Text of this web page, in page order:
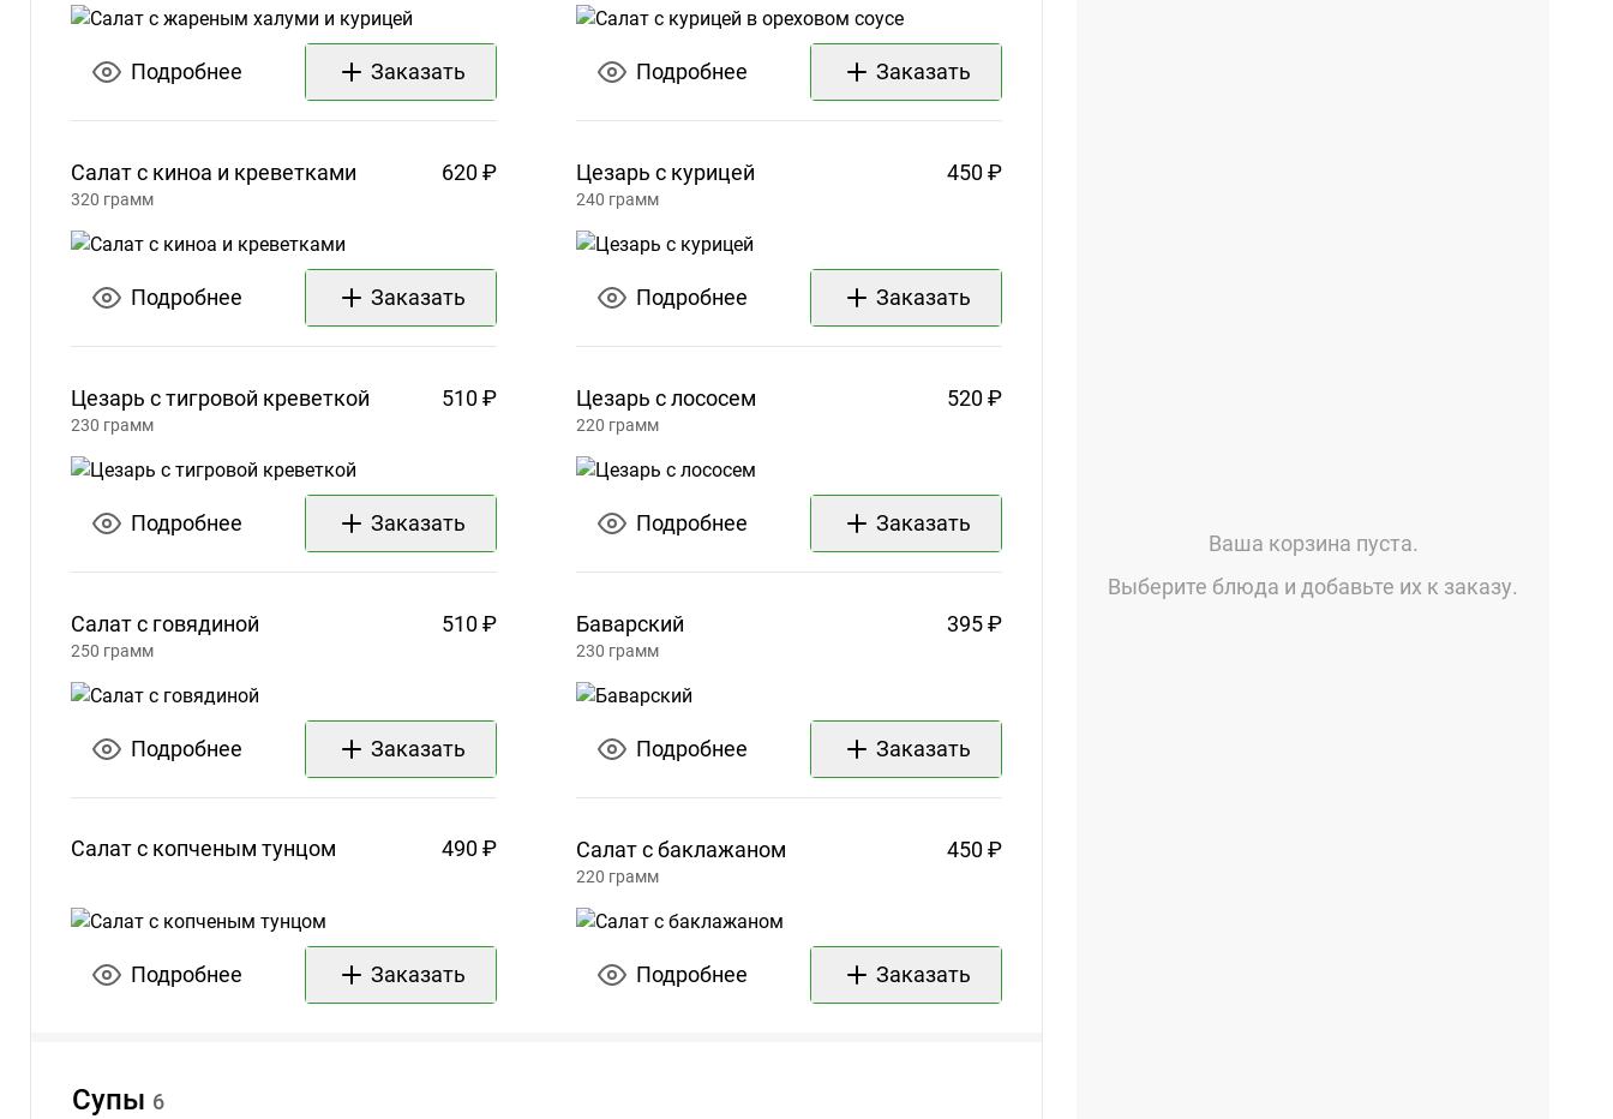
Подробнее Заказать Подробнее Заказать
Салат с киноа и креветками 620 ₽
320 грамм
Подробнее Заказать
Цезарь с курицей 450 ₽
240 грамм
Подробнее Заказать
Цезарь с тигровой креветкой 510 ₽
230 грамм
Подробнее Заказать
Цезарь слососем 520 ₽
220 грамм
Подробнее Заказать
Салат с говядиной 510 ₽
250 грамм
Подробнее Заказать
Баварский 395 ₽
230 грамм
Подробнее Заказать
Салат с копченым тунцом 490 ₽
Подробнее Заказать
Салат сбаклажаном 450 ₽
220 грамм
Подробнее Заказать
Супы 6
Ваша корзина пуста.
Выберите блюда и добавьте их к заказу.